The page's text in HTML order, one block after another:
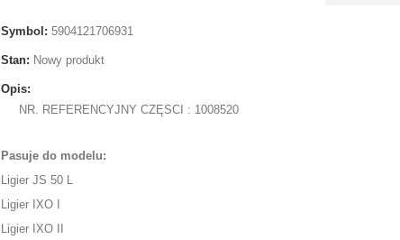
Symbol: 5904121706931
Stan: Nowy produkt
Opis:
NR. REFERENCYJNY CZĘSCI : 1008520
Pasuje do modelu:
Ligier JS 50 L
Ligier IXO I
Ligier IXO II